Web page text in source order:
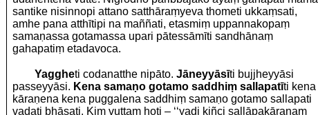
santike nisinnopi attano satthāraṃyeva thometi ukkaṃsati,
amhe pana atthītipi na maññati, etasmiṃ uppannakopaṃ
samaṇassa gotamassa upari pātessāmīti sandhānaṃ
gahapatiṃ etadavoca.
Yaggheti codanatthe nipāto. Jāneyyāsīti bujjheyyāsi
passeyyāsi. Kena samaṇo gotamo saddhiṃ sallapatīti kena
kāraṇena kena puggalena saddhiṃ samaṇo gotamo sallapati
vadati bhāsati. Kiṃ vuttaṃ hoti – ‘‘yadi kiñci sallāpakāraṇaṃ